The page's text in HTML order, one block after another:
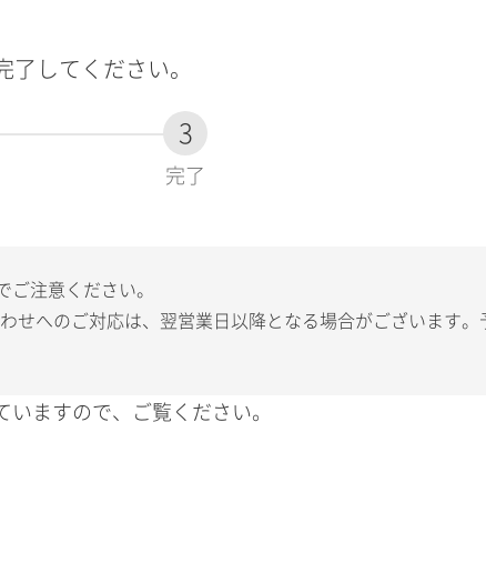
了してください。
3
完了
注意ください。
せへのご対応は、翌営業日以降となる場合がございます。
いますので、ご覧ください。